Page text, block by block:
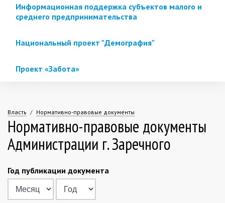
Информационная поддержка субъектов малого и
среднего предпринимательства
Национальный проект "Демография"
Проект «Забота»
Вы
здесь
Власть Нормативно-правовые документы
Нормативно-правовые документы
Администрации г. Заречного
Год публикации документа
Месяц
Год